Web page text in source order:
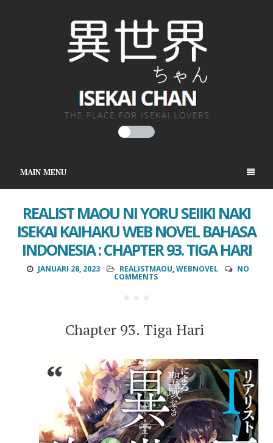
MAIN MENU
REALIST MAOU NI YORU SEIIKI NAKI
ISEKAI KAIHAKU WEB NOVEL BAHASA
INDONESIA : CHAPTER 93. TIGA HARI
JANUARI 28, 2023 REALISTMAOU,WEBNOVEL NO
COMMENTS
Chapter 93. Tiga Hari